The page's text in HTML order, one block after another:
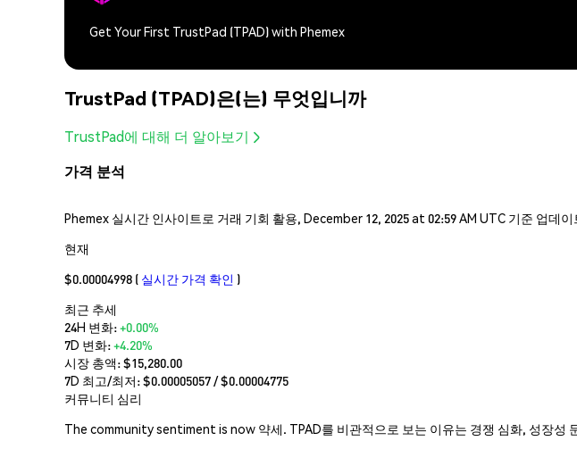
Get Your First TrustPad (TPAD) with Phemex
TrustPad (TPAD)은(는) 무엇입니까
TrustPad에 대해 더 알아보기
가격 분석
Phemex 실시간 인사이트로 거래 기회 활용, December 12, 2025 at 02:59 AM UTC 기준 업데이
현재
$0.00004998 ( 실시간 가격 확인 )
최근 추세
24H 변화:+0.00%
7D 변화:+4.20%
시장 총액:$15,280.00
7D 최고/최저: $0.00005057/ $0.00004775
커뮤니티 심리
The community sentiment is now 약세. TPAD를 비관적으로 보는 이유는 경쟁 심화, 성장성